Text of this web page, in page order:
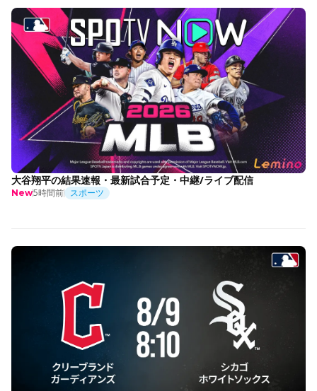
大谷翔平の結果速報・最新試合予定・中継/ライブ配信
New5時間前 スポーツ